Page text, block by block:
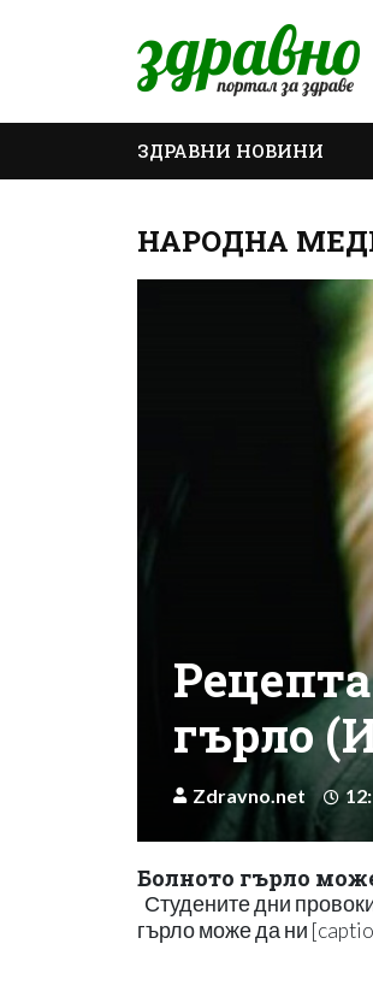
ЗДРАВНИ НОВИНИ
НАРОДНА
гърло
Zdravno.net
Болното гърло
Студените дни
гърло може да ни